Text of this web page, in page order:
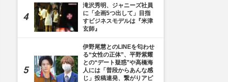
滝沢秀明、ジャニーズ社員
に「企画5つ出して」目指
すビジネスモデルは『米津
玄師』
伊野尾慧とのLINEを匂わせ
る“女性の正体”、平野紫耀
との“デート疑惑”や高橋海
人には「普段からあんな感
じ」投稿連発、繋がりアピ